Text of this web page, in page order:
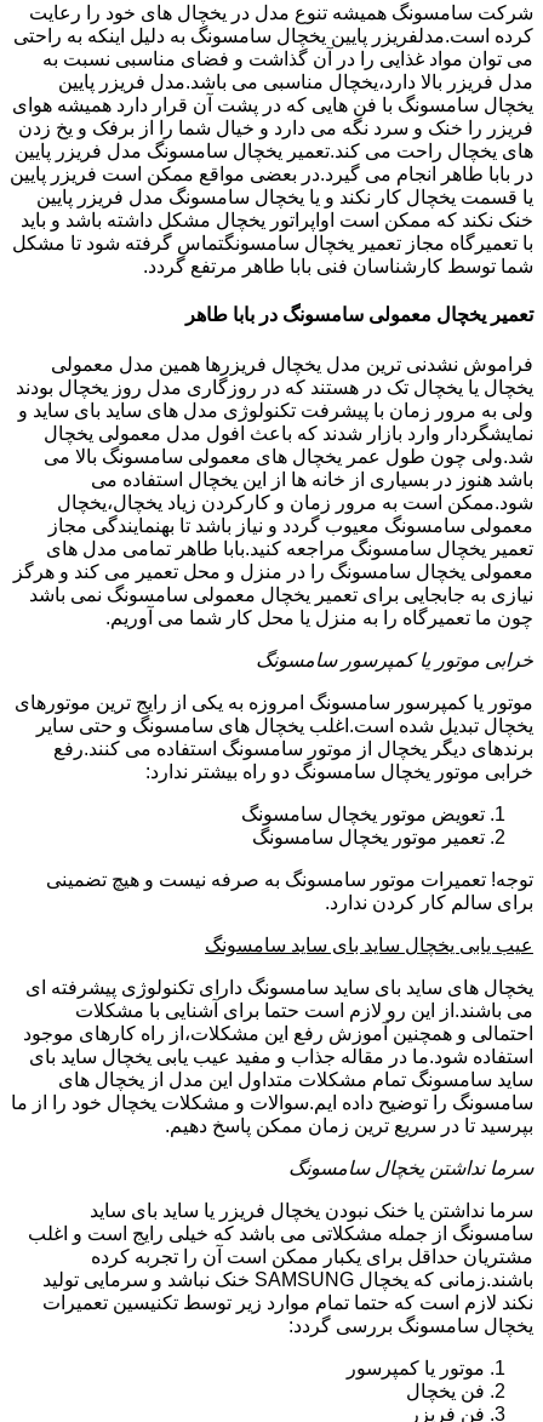
شرکت سامسونگ همیشه تنوع مدل در یخچال های خود را رعایت
کرده است.مدلفریزر پایین یخچال سامسونگ به دلیل اینکه به راحتی
می توان مواد غذایی را در آن گذاشت و فضای مناسبی نسبت به
مدل فریزر بالا دارد،یخچال مناسبی می باشد.مدل فریزر پایین
یخچال سامسونگ با فن هایی که در پشت آن قرار دارد همیشه هوای
فریزر را خنک و سرد نگه می دارد و خیال شما را از برفک و یخ زدن
های یخچال راحت می کند.تعمیر یخچال سامسونگ مدل فریزر پایین
در بابا طاهر انجام می گیرد.در بعضی مواقع ممکن است فریزر پایین
یا قسمت یخچال کار نکند و یا یخچال سامسونگ مدل فریزر پایین
خنک نکند که ممکن است اواپراتور یخچال مشکل داشته باشد و باید
با تعمیرگاه مجاز تعمیر یخچال سامسونگتماس گرفته شود تا مشکل
شما توسط کارشناسان فنی بابا طاهر مرتفع گردد.
تعمیر یخچال معمولی سامسونگ در بابا طاهر
فراموش نشدنی ترین مدل یخچال فریزرها همین مدل معمولی
یخچال یا یخچال تک در هستند که در روزگاری مدل روز یخچال بودند
ولی به مرور زمان با پیشرفت تکنولوژی مدل های ساید بای ساید و
نمایشگردار وارد بازار شدند که باعث افول مدل معمولی یخچال
شد.ولی چون طول عمر یخچال های معمولی سامسونگ بالا می
باشد هنوز در بسیاری از خانه ها از این یخچال استفاده می
شود.ممکن است به مرور زمان و کارکردن زیاد یخچال،یخچال
معمولی سامسونگ معیوب گردد و نیاز باشد تا بهنمایندگی مجاز
تعمیر یخچال سامسونگ مراجعه کنید.بابا طاهر تمامی مدل های
معمولی یخچال سامسونگ را در منزل و محل تعمیر می کند و هرگز
نیازی به جابجایی برای تعمیر یخچال معمولی سامسونگ نمی باشد
چون ما تعمیرگاه را به منزل یا محل کار شما می آوریم.
خرابی موتور یا کمپرسور سامسونگ
موتور یا کمپرسور سامسونگ امروزه به یکی از رایج ترین موتورهای
یخچال تبدیل شده است.اغلب یخچال های سامسونگ و حتی سایر
برندهای دیگر یخچال از موتور سامسونگ استفاده می کنند.رفع
خرابی موتور یخچال سامسونگ دو راه بیشتر ندارد:
تعویض موتور یخچال سامسونگ
تعمیر موتور یخچال سامسونگ
توجه! تعمیرات موتور سامسونگ به صرفه نیست و هیچ تضمینی
برای سالم کار کردن ندارد.
عیب یابی یخچال ساید بای ساید سامسونگ
یخچال های ساید بای ساید سامسونگ دارای تکنولوژی پیشرفته ای
می باشند.از این رو لازم است حتما برای آشنایی با مشکلات
احتمالی و همچنین آموزش رفع این مشکلات،از راه کارهای موجود
استفاده شود.ما در مقاله جذاب و مفید عیب یابی یخچال ساید بای
ساید سامسونگ تمام مشکلات متداول این مدل از یخچال های
سامسونگ را توضیح داده ایم.سوالات و مشکلات یخچال خود را از ما
بپرسید تا در سریع ترین زمان ممکن پاسخ دهیم.
سرما نداشتن یخچال سامسونگ
سرما نداشتن یا خنک نبودن یخچال فریزر یا ساید بای ساید
سامسونگ از جمله مشکلاتی می باشد که خیلی رایج است و اغلب
مشتریان حداقل برای یکبار ممکن است آن را تجربه کرده
باشند.زمانی که یخچال SAMSUNG خنک نباشد و سرمایی تولید
نکند لازم است که حتما تمام موارد زیر توسط تکنیسین تعمیرات
یخچال سامسونگ بررسی گردد:
موتور یا کمپرسور
فن یخچال
فن فریزر